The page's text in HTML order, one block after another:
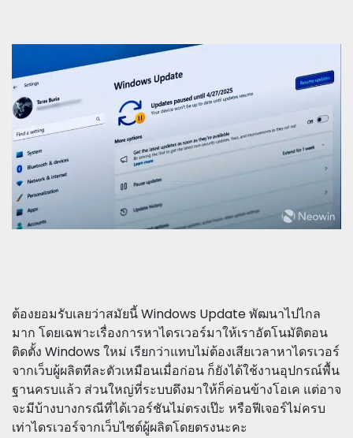
ต้องยอมรับเลยว่าสมัยนี้ Windows Update พัฒนาไปไกล
มาก โดยเฉพาะเรื่องการหาไดรเวอร์มาให้เราอัตโนมัติตอน
ติดตั้ง Windows ใหม่ เรียกว่าแทบไม่ต้องเสียเวลาหาไดรเวอร์
จากเว็บผู้ผลิตทีละตัวเหมือนเมื่อก่อน ก็ยังได้ใช้งานอุปกรณ์พื้น
ฐานครบแล้ว ส่วนใหญ่ที่ระบบดึงมาให้ก็ค่อนข้างโอเค แต่อาจ
จะมีบ้างบางกรณีที่ได้เวอร์ชันไม่ตรงเป๊ะ หรือฟีเจอร์ไม่ครบ
เท่าไดรเวอร์จากเว็บไซต์ผู้ผลิตโดยตรงนะคะ